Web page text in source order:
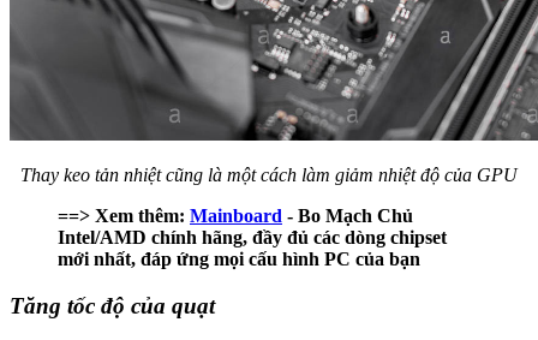
Thay keo tản nhiệt cũng là một cách làm giảm nhiệt độ của GPU
==> Xem thêm: Mainboard - Bo Mạch Chủ
Intel/AMD chính hãng, đầy đủ các dòng chipset
mới nhất, đáp ứng mọi cấu hình PC của bạn
Tăng tốc độ của quạt